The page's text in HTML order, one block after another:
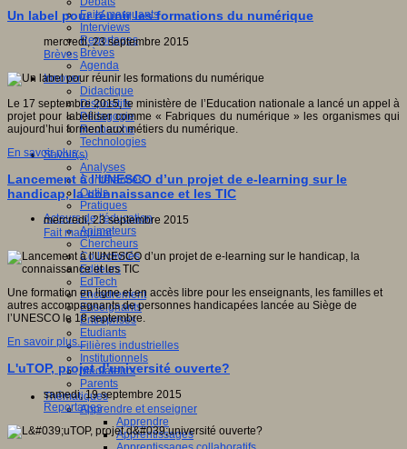
Faits marquants
Interviews
Reportages
Brèves
Agenda
Innover
Didactique
Dispositifs
Pédagogie
Recherche
Technologies
Savoir(s)
Analyses
Conférences
Outils
Pratiques
Acteurs de l'éducation
Animateurs
Chercheurs
Collectivités
Editeurs
EdTech
Encadrement
Enseignants
Entreprises
Etudiants
Filières industrielles
Institutionnels
Médiateurs
Parents
Thématiques
Apprendre et enseigner
Apprendre
Apprentissages
Un label pour réunir les formations du numérique
mercredi, 23 septembre 2015
Brèves
Le 17 septembre 2015, le ministère de l’Education nationale a lancé un appel à
projet pour labelliser comme « Fabriques du numérique » les organismes qui
aujourd’hui forment aux métiers du numérique.
En savoir plus...
Lancement à l’UNESCO d’un projet de e-learning sur le
handicap, la connaissance et les TIC
mercredi, 23 septembre 2015
Fait marquant
Une formation en ligne et en accès libre pour les enseignants, les familles et
autres accompagnants de personnes handicapées lancée au Siège de
l’UNESCO le 18 septembre.
En savoir plus...
L'uTOP, projet d'université ouverte?
samedi, 19 septembre 2015
Reportages